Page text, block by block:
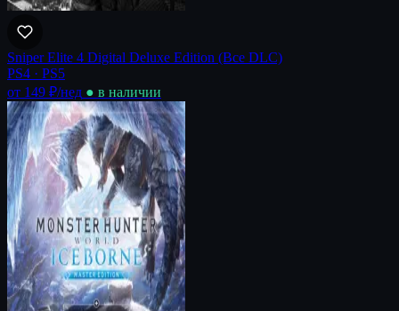
Sniper Elite 4 Digital Deluxe Edition (Все DLC)
PS4 · PS5
от 149 ₽/нед ● в наличии